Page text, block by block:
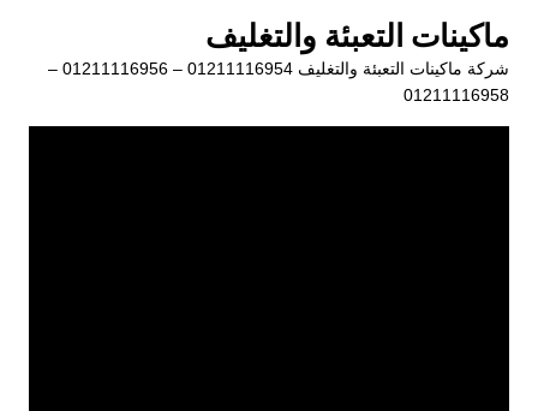
المحتوى
ماكينات التعبئة والتغليف
شركة ماكينات التعبئة والتغليف 01211116954 – 01211116956 –
01211116958